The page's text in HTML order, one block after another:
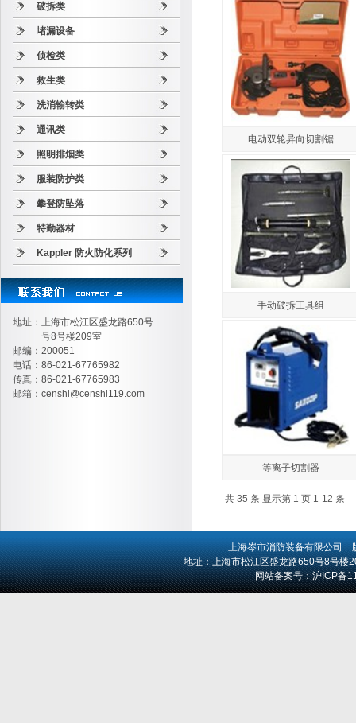
破拆类
堵漏设备
侦检类
救生类
洗消输转类
通讯类
照明排烟类
服装防护类
攀登防坠落
特勤器材
Kappler 防火防化系列
地址：上海市松江区盛龙路650号
号8号楼209室
邮编：200051
电话：86-021-67765982
传真：86-021-67765983
邮箱： censhi@censhi119.com
电动双轮异向切割锯
手动破拆工具组
等离子切割器
共 35 条 显示第 1 页 1-12 条
上海岑市消防装备有限公司 版
地址：上海市松江区盛龙路650号8号
网站备案号：沪ICP备